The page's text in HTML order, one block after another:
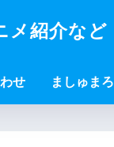
メ紹介など
せ ましゅまろ